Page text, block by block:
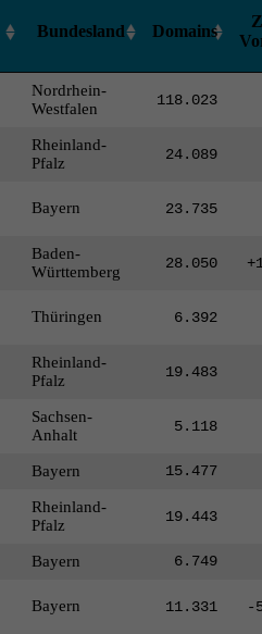
Bundesland Domains
Nordrhein-
Westfalen
118.023
Rheinland-
Pfalz
24.089
Bayern 23.735
Baden-
Württemberg
28.050
Thüringen 6.392
Rheinland-
Pfalz
19.483
Sachsen-
Anhalt
5.118
Bayern 15.477
Rheinland-
Pfalz
19.443
Bayern 6.749
Bayern 11.331 -